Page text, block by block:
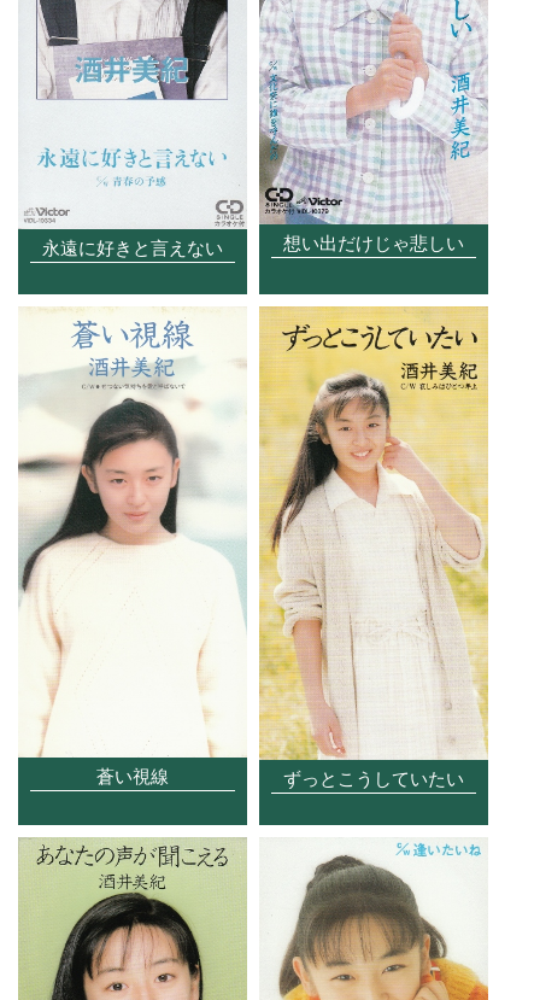
永遠に好きと言えない 想い出だけじゃ悲しい
蒼い視線 ずっとこうしていたい